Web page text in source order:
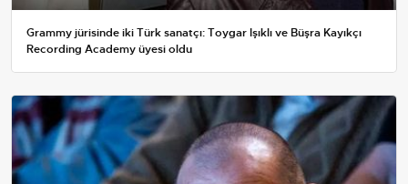
Grammy jürisinde iki Türk sanatçı: Toygar Işıklı ve Büşra Kayıkçı
Recording Academy üyesi oldu